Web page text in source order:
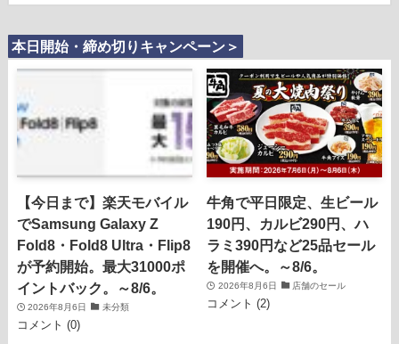
本日開始・締め切りキャンペーン＞
【今日まで】楽天モバイル
でSamsung Galaxy Z
Fold8・Fold8 Ultra・Flip8
が予約開始。最大31000ポ
イントバック。～8/6。
2026年8月6日 未分類
コメント (0)
牛角で平日限定、生ビール
190円、カルビ290円、ハ
ラミ390円など25品セール
を開催へ。～8/6。
2026年8月6日 店舗のセール
コメント (2)